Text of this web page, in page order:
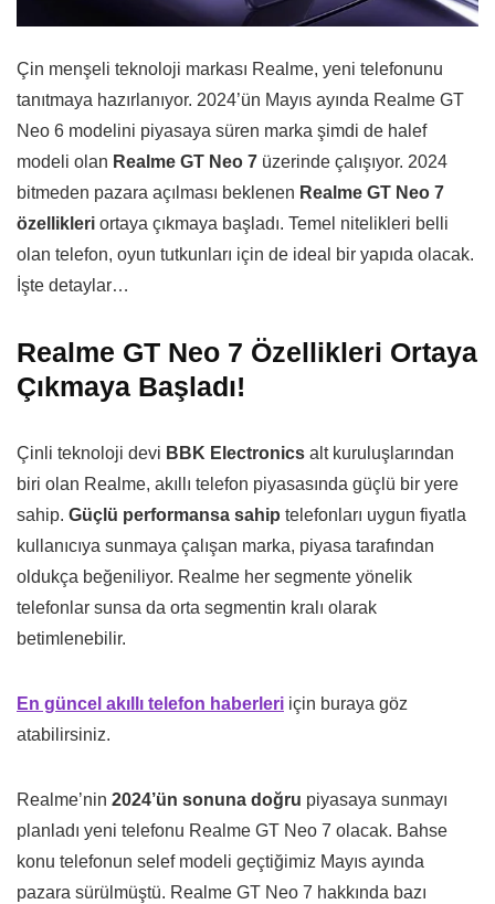
Çin menşeli teknoloji markası Realme, yeni telefonunu
tanıtmaya hazırlanıyor. 2024’ün Mayıs ayında Realme GT
Neo 6 modelini piyasaya süren marka şimdi de halef
modeli olan Realme GT Neo 7 üzerinde çalışıyor. 2024
bitmeden pazara açılması beklenen Realme GT Neo 7
özellikleri ortaya çıkmaya başladı. Temel nitelikleri belli
olan telefon, oyun tutkunları için de ideal bir yapıda olacak.
İşte detaylar…
Realme GT Neo 7 Özellikleri Ortaya
Çıkmaya Başladı!
Çinli teknoloji devi BBK Electronics alt kuruluşlarından
biri olan Realme, akıllı telefon piyasasında güçlü bir yere
sahip. Güçlü performansa sahip telefonları uygun fiyatla
kullanıcıya sunmaya çalışan marka, piyasa tarafından
oldukça beğeniliyor. Realme her segmente yönelik
telefonlar sunsa da orta segmentin kralı olarak
betimlenebilir.
En güncel akıllı telefon haberleri için buraya göz
atabilirsiniz.
Realme’nin 2024’ün sonuna doğru piyasaya sunmayı
planladı yeni telefonu Realme GT Neo 7 olacak. Bahse
konu telefonun selef modeli geçtiğimiz Mayıs ayında
pazara sürülmüştü. Realme GT Neo 7 hakkında bazı